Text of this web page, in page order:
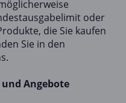
oder
die Sie kaufen
Sie in den
Angebote